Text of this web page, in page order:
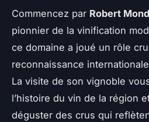
Commencez par Robert
pionnier de la vinification
ce domaine a joué un rôle
reconnaissance
La visite de son vignoble
l’histoire du vin de la région
déguster des crus qui